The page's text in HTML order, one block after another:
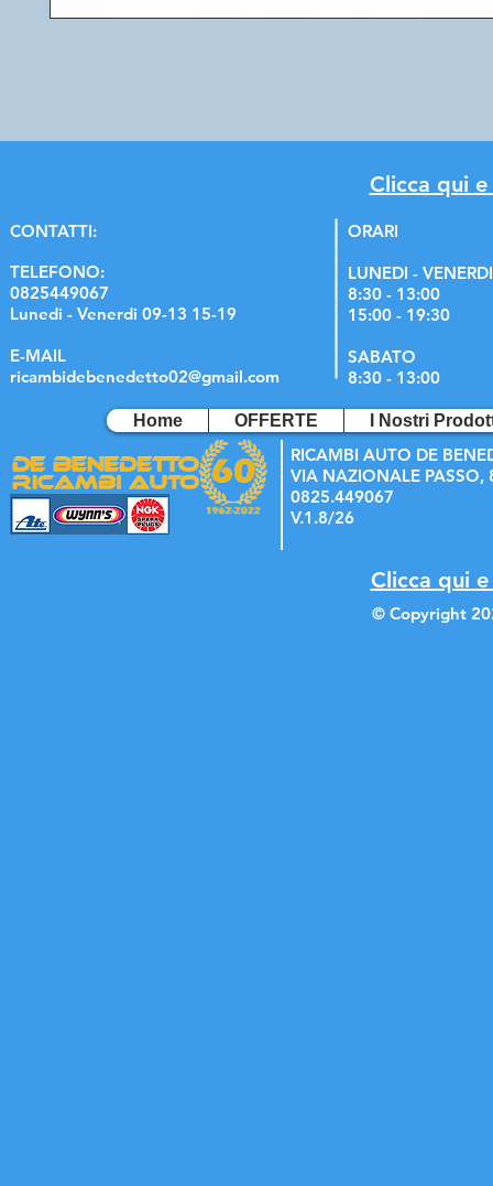
Clicca qui
CONTATTI:
TELEFONO:
0825449067
Lunedi - Venerdi 09-13 15-19
E-MAIL
ricambidebenedetto02@gmail.com
ORARI
LUNEDI - VENERDI
8:30 - 13:00
15:00 - 19:30
SABATO
8:30 - 13:00
Home OFFERTE I Nostri
RICAMBI AUTO DE
VIA NAZIONALE PASSO,
0825.449067
V.1.8/26
Clicca qui
© Copyright